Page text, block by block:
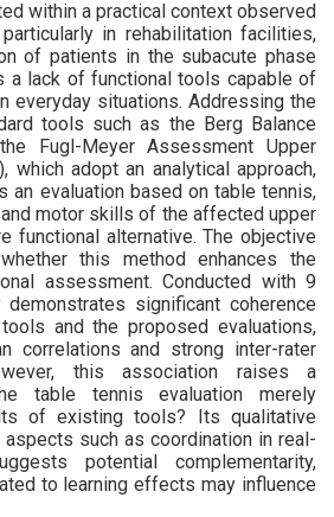
within a practical context observed
in rehabilitation facilities,
of patients in the subacute phase
a lack of functional tools capable of
everyday situations. Addressing the
tools such as the Berg Balance
Fugl-Meyer Assessment Upper
which adopt an analytical approach,
an evaluation based on table tennis,
motor skills of the affected upper
functional alternative. The objective
this method enhances the
assessment. Conducted with 9
significant coherence
and the proposed evaluations,
correlations and strong inter-rater
this association raises a
table tennis evaluation merely
of existing tools? Its qualitative
aspects such as coordination in real-
potential complementarity,
to learning effects may influence